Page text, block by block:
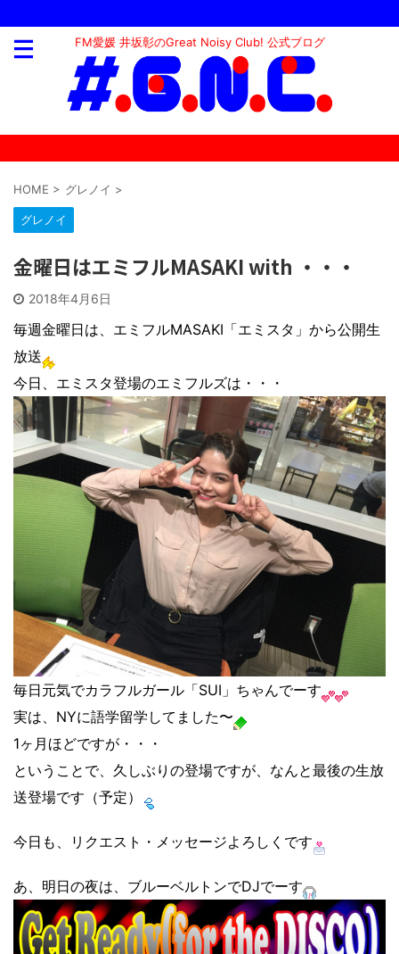
FM愛媛 井坂彰のGreat Noisy Club! 公式ブログ
HOME > グレノイ >
グレノイ
金曜日はエミフルMASAKI with ・・・
2018年4月6日
毎週金曜日は、エミフルMASAKI「エミスタ」から公開生
放送
今日、エミスタ登場のエミフルズは・・・
毎日元気でカラフルガール「SUI」ちゃんでーす
実は、NYに語学留学してました〜
1ヶ月ほどですが・・・
ということで、久しぶりの登場ですが、なんと最後の生放
送登場です（予定）
今日も、リクエスト・メッセージよろしくです
あ、明日の夜は、ブルーベルトンでDJでーす